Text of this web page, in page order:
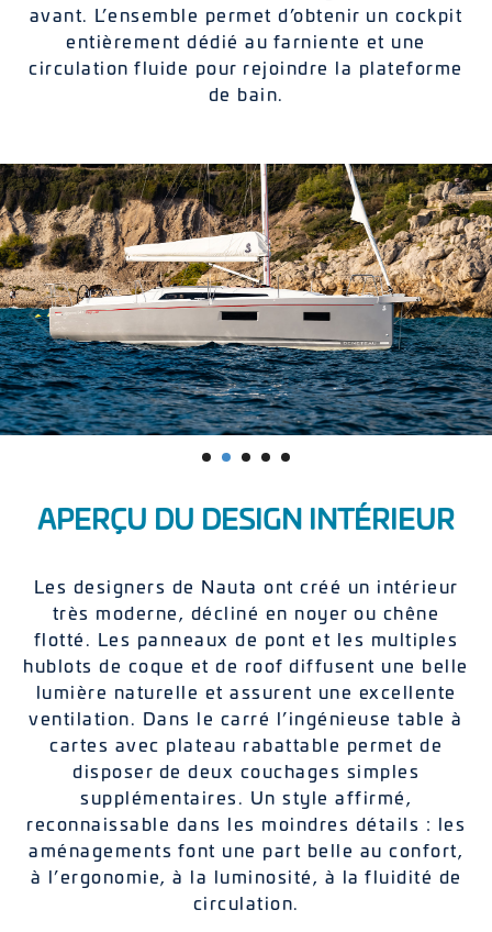
avant. L’ensemble permet d’obtenir un cockpit
entièrement dédié au farniente et une
circulation fluide pour rejoindre la plateforme
de bain.
APERÇU DU DESIGN INTÉRIEUR
Les designers de Nauta ont créé un intérieur
très moderne, décliné en noyer ou chêne
flotté. Les panneaux de pont et les multiples
hublots de coque et de roof diffusent une belle
lumière naturelle et assurent une excellente
ventilation. Dans le carré l’ingénieuse table à
cartes avec plateau rabattable permet de
disposer de deux couchages simples
supplémentaires. Un style affirmé,
reconnaissable dans les moindres détails : les
aménagements font une part belle au confort,
à l’ergonomie, à la luminosité, à la fluidité de
circulation.